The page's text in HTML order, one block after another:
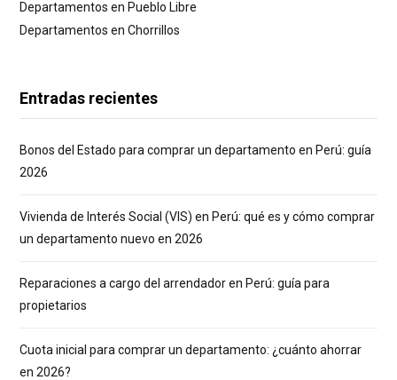
Departamentos en Pueblo Libre
Departamentos en Chorrillos
Entradas recientes
Bonos del Estado para comprar un departamento en Perú: guía
2026
Vivienda de Interés Social (VIS) en Perú: qué es y cómo comprar
un departamento nuevo en 2026
Reparaciones a cargo del arrendador en Perú: guía para
propietarios
Cuota inicial para comprar un departamento: ¿cuánto ahorrar
en 2026?